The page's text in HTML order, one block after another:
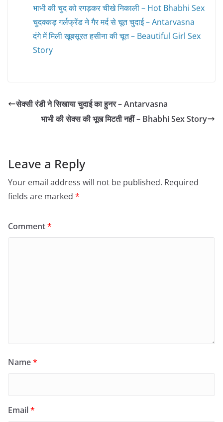
भाभी की चुद को रगड़कर चीखे निकाली – Hot Bhabhi Sex
चुदक्कड़ गर्लफ्रेंड ने गैर मर्द से चूत चुदाई – Antarvasna
दंगे में मिली खूबसूरत हसीना की चूत – Beautiful Girl Sex
Story
सेक्सी रंडी ने सिखाया चुदाई का हुनर – Antarvasna
भाभी की सेक्स की भूख मिटती नहीं – Bhabhi Sex Story
Leave a Reply
Your email address will not be published. Required
fields are marked *
Comment*
Name*
Email*